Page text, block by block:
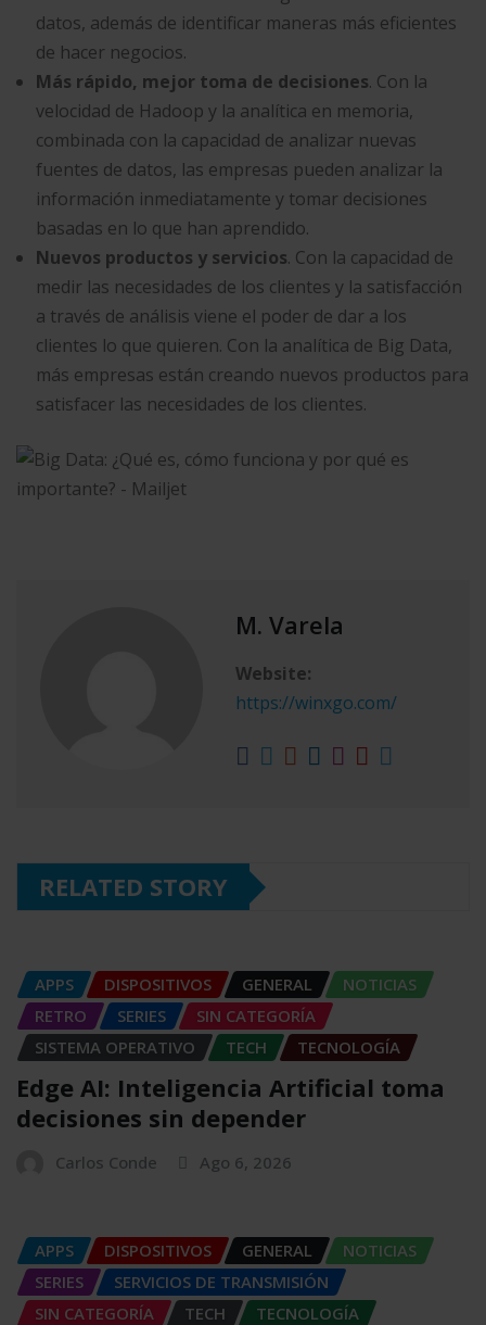
datos, además de identificar maneras más eficientes
de hacer negocios.
Más rápido, mejor toma de decisiones. Con la
velocidad de Hadoop y la analítica en memoria,
combinada con la capacidad de analizar nuevas
fuentes de datos, las empresas pueden analizar la
información inmediatamente y tomar decisiones
basadas en lo que han aprendido.
Nuevos productos y servicios. Con la capacidad de
medir las necesidades de los clientes y la satisfacción
a través de análisis viene el poder de dar a los
clientes lo que quieren. Con la analítica de Big Data,
más empresas están creando nuevos productos para
satisfacer las necesidades de los clientes.
M. Varela
Website:
https://winxgo.com/
RELATED STORY
APPS DISPOSITIVOS GENERAL
NOTICIAS
RETRO
SERIES
SIN CATEGORÍA
SISTEMA OPERATIVO
TECH TECNOLOGÍA
Edge AI: Inteligencia Artificial toma
decisiones sin depender
Carlos Conde Ago 6, 2026
APPS DISPOSITIVOS GENERAL
NOTICIAS
SERIES
SERVICIOS DE TRANSMISIÓN
SIN CATEGORÍA
TECH TECNOLOGÍA